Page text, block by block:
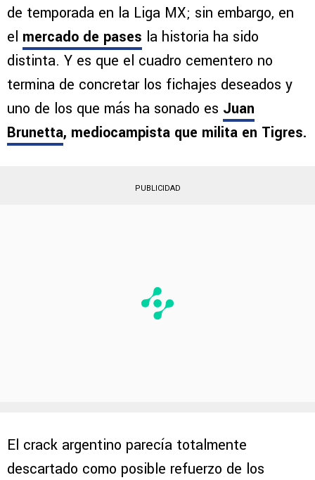
de temporada en la Liga MX; sin embargo, en
el mercado de pases la historia ha sido
distinta. Y es que el cuadro cementero no
termina de concretar los fichajes deseados y
uno de los que más ha sonado es Juan
Brunetta, mediocampista que milita en Tigres.
PUBLICIDAD
El crack argentino parecía totalmente
descartado como posible refuerzo de los